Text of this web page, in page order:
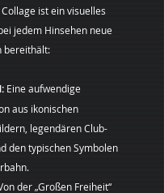
ist ein visuelles
jedem Hinsehen neue
bereithält:
Eine aufwendige
aus ikonischen
legendären Club-
den typischen Symbolen
der „Großen Freiheit“